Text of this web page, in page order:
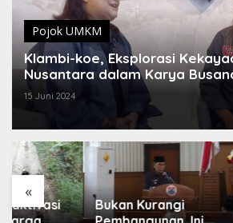
Pojok UMKM
Klambi-koe, Eksplorasi
Nusantara dalam Karya
15 Juni 2024
«
Bukan Kurangi
Dedi